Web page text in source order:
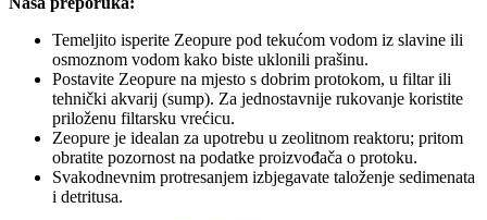
Temeljito isperite Zeopure pod tekućom vodom iz slavine ili
osmoznom vodom kako biste uklonili prašinu.
Postavite Zeopure na mjesto s dobrim protokom, u filtar ili
tehnički akvarij (sump). Za jednostavnije rukovanje koristite
priloženu filtarsku vrećicu.
Zeopure je idealan za upotrebu u zeolitnom reaktoru; pritom
obratite pozornost na podatke proizvođača o protoku.
Svakodnevnim protresanjem izbjegavate taloženje sedimenata
i detritusa.